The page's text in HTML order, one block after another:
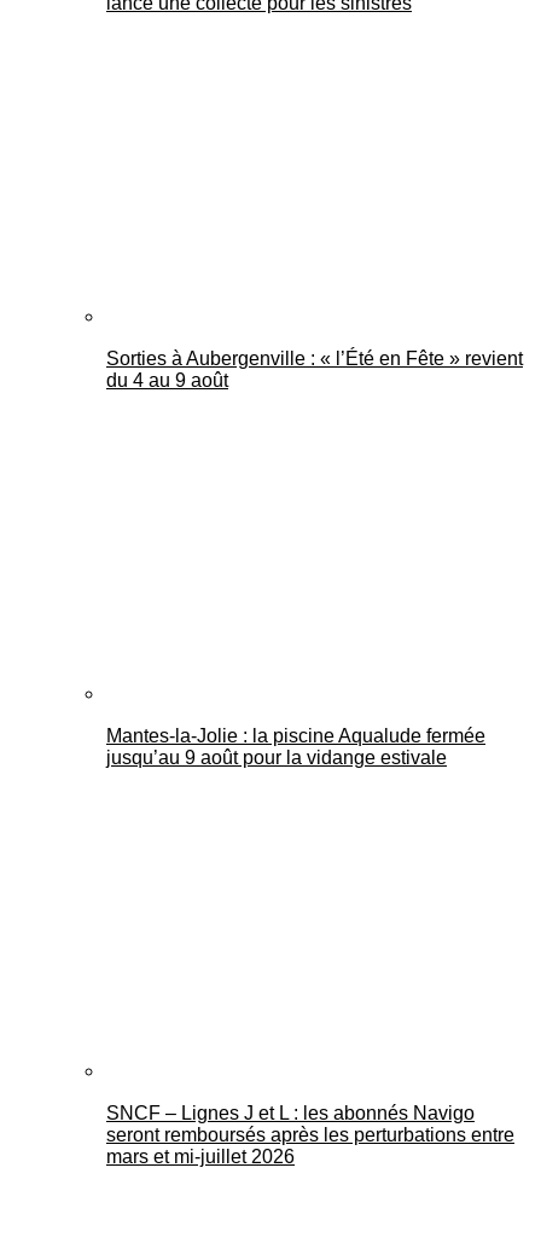
Sorties à Aubergenville : « l’Été en Fête » revient
du 4 au 9 août
Mantes-la-Jolie : la piscine Aqualude fermée
jusqu’au 9 août pour la vidange estivale
SNCF – Lignes J et L : les abonnés Navigo
seront remboursés après les perturbations entre
mars et mi-juillet 2026